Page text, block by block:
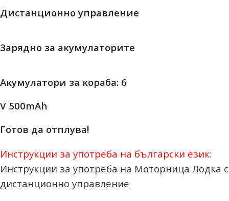
Дистанционно управление
Зарядно за акумулаторите
Акумулатори за кораба: 6
V 500mAh
Готов да отплува!
Инструкции за употреба на български език:
Инструкции за употреба на Моторница Лодка с
дистанционно управление